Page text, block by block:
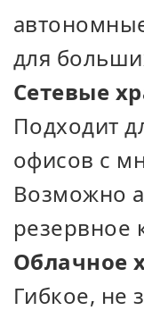
для
Сетевые
Подходит
офисов с
Возможно
резервное
Облачное
Гибкое, не